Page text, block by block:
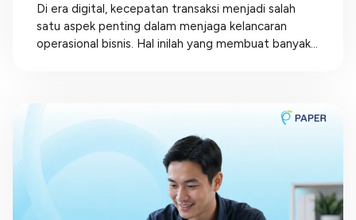
Di era digital, kecepatan transaksi menjadi salah
satu aspek penting dalam menjaga kelancaran
operasional bisnis. Hal inilah yang membuat banyak...